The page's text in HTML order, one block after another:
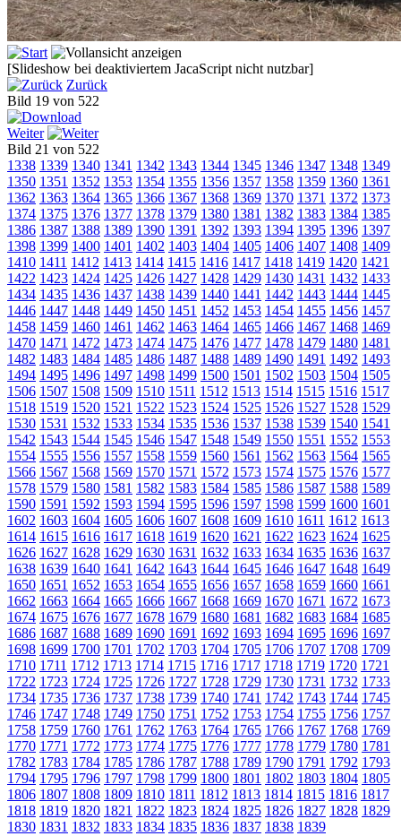
[Slideshow bei deaktiviertem JacaScript nicht nutzbar]
Zurück
Bild 19 von 522
Weiter
Bild 21 von 522
1338 1339 1340 1341 1342 1343 1344 1345 1346 1347 1348 1349
1350 1351 1352 1353 1354 1355 1356 1357 1358 1359 1360 1361
1362 1363 1364 1365 1366 1367 1368 1369 1370 1371 1372 1373
1374 1375 1376 1377 1378 1379 1380 1381 1382 1383 1384 1385
1386 1387 1388 1389 1390 1391 1392 1393 1394 1395 1396 1397
1398 1399 1400 1401 1402 1403 1404 1405 1406 1407 1408 1409
1410 1411 1412 1413 1414 1415 1416 1417 1418 1419 1420 1421
1422 1423 1424 1425 1426 1427 1428 1429 1430 1431 1432 1433
1434 1435 1436 1437 1438 1439 1440 1441 1442 1443 1444 1445
1446 1447 1448 1449 1450 1451 1452 1453 1454 1455 1456 1457
1458 1459 1460 1461 1462 1463 1464 1465 1466 1467 1468 1469
1470 1471 1472 1473 1474 1475 1476 1477 1478 1479 1480 1481
1482 1483 1484 1485 1486 1487 1488 1489 1490 1491 1492 1493
1494 1495 1496 1497 1498 1499 1500 1501 1502 1503 1504 1505
1506 1507 1508 1509 1510 1511 1512 1513 1514 1515 1516 1517
1518 1519 1520 1521 1522 1523 1524 1525 1526 1527 1528 1529
1530 1531 1532 1533 1534 1535 1536 1537 1538 1539 1540 1541
1542 1543 1544 1545 1546 1547 1548 1549 1550 1551 1552 1553
1554 1555 1556 1557 1558 1559 1560 1561 1562 1563 1564 1565
1566 1567 1568 1569 1570 1571 1572 1573 1574 1575 1576 1577
1578 1579 1580 1581 1582 1583 1584 1585 1586 1587 1588 1589
1590 1591 1592 1593 1594 1595 1596 1597 1598 1599 1600 1601
1602 1603 1604 1605 1606 1607 1608 1609 1610 1611 1612 1613
1614 1615 1616 1617 1618 1619 1620 1621 1622 1623 1624 1625
1626 1627 1628 1629 1630 1631 1632 1633 1634 1635 1636 1637
1638 1639 1640 1641 1642 1643 1644 1645 1646 1647 1648 1649
1650 1651 1652 1653 1654 1655 1656 1657 1658 1659 1660 1661
1662 1663 1664 1665 1666 1667 1668 1669 1670 1671 1672 1673
1674 1675 1676 1677 1678 1679 1680 1681 1682 1683 1684 1685
1686 1687 1688 1689 1690 1691 1692 1693 1694 1695 1696 1697
1698 1699 1700 1701 1702 1703 1704 1705 1706 1707 1708 1709
1710 1711 1712 1713 1714 1715 1716 1717 1718 1719 1720 1721
1722 1723 1724 1725 1726 1727 1728 1729 1730 1731 1732 1733
1734 1735 1736 1737 1738 1739 1740 1741 1742 1743 1744 1745
1746 1747 1748 1749 1750 1751 1752 1753 1754 1755 1756 1757
1758 1759 1760 1761 1762 1763 1764 1765 1766 1767 1768 1769
1770 1771 1772 1773 1774 1775 1776 1777 1778 1779 1780 1781
1782 1783 1784 1785 1786 1787 1788 1789 1790 1791 1792 1793
1794 1795 1796 1797 1798 1799 1800 1801 1802 1803 1804 1805
1806 1807 1808 1809 1810 1811 1812 1813 1814 1815 1816 1817
1818 1819 1820 1821 1822 1823 1824 1825 1826 1827 1828 1829
1830 1831 1832 1833 1834 1835 1836 1837 1838 1839